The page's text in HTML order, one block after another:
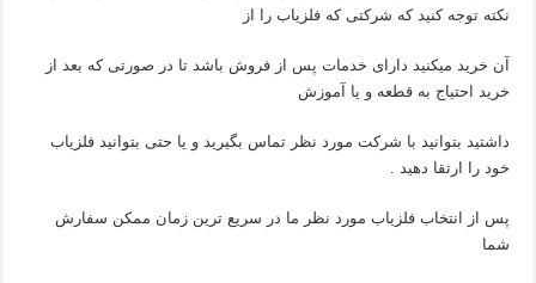
نکته توجه کنید که شرکتی که فلزیاب را از
آن خرید میکنید دارای خدمات پس از فروش باشد تا در صورتی که بعد از
خرید احتیاج به قطعه و یا آموزش
داشتید بتوانید با شرکت مورد نظر تماس بگیرید و یا حتی بتوانید فلزیاب
خود را ارتقا دهید .
پس از انتخاب فلزیاب مورد نظر ما در سریع ترین زمان ممکن سفارش
شما